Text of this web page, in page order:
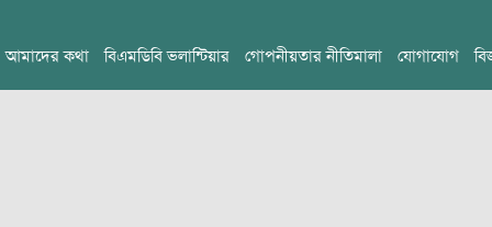
আমাদের কথা বিএমডিবি ভলান্টিয়ার গোপনীয়তার নীতিমালা যোগাযোগ